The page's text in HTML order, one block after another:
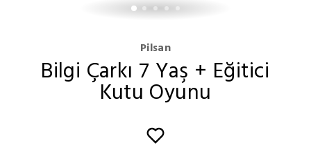
Pilsan
Bilgi Çarkı 7 Yaş + Eğitici
Kutu Oyunu